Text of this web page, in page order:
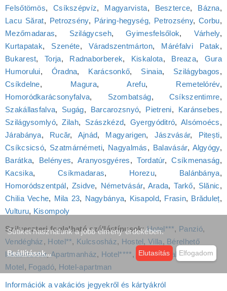
Felsőtömös, Csíkszépvíz, Magyarvista, Beszterce, Bázna,
Lacu Sărat, Petrozsény, Páring-hegység, Petrozsény,Corbu,
Mezőmadaras, Szilágycseh,Gyimesfelsőlok, Várhely,
Kurtapatak, Szenéte,Váradszentmárton, Máréfalvi Patak,
Bukarest,Torja, Radnaborberek, Kiskalota, Breaza, Gura
Humorului, Óradna, Karácsonkő, Sinaia, Szilágybagos,
Csíkdelne, Magura,Arefu, Remetelórév,
Homoródkarácsonyfalva, Szombatság, Csíkszentimre,
Szakállasfalva, Sugág, Barcarozsnyó, Pietreni, Karánsebes,
Szilágysomlyó,Zilah, Szászkézd, Gyergyóditró, Alsómoécs,
Járabánya, Rucăr, Ajnád, Magyarigen, Jászvásár, Pitești,
Csíkcsicsó, Szatmárnémeti, Nagyalmás, Balavásár, Algyógy,
Barátka, Belényes, Aranyosgyéres,Tordatúr,Csíkmenaság,
Kacsika, Csíkmadaras, Horezu, Balánbánya,
Homoródszentpál, Zsidve, Németvásár, Arada,Tarkő, Slănic,
Chilia Veche, Mila 23, Nagybánya, Kisapold, Frasin, Brăduleț,
Vulturu, Kisompoly
Szilveszteri foglalható szállástípusok: Hotel***, Panzió,
Vendégház, Hotel**, Kulcsosház, Hostel,Villa, Bérelhető
lakás/szoba,Apartmanház, Hotel****, Kemping faházak,
Motel, Fogadó, Hotel‑apartman
Információk a vakációs jegyekről és kártyákról
Sütiket használunk a jobb élmény érdekében.
Beállítások... Elutasítás Elfogadom